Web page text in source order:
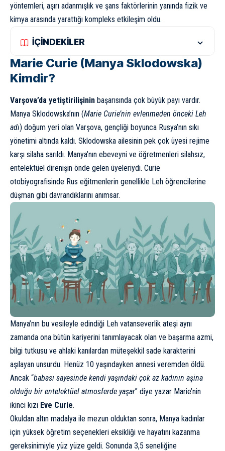
yöntemleri, aşırı adanmışlık ve şans faktörlerinin yanında fizik ve
kimya arasında yarattığı kompleks etkileşim oldu.
İÇİNDEKİLER
Marie Curie (Manya Sklodowska)
Kimdir?
Varşova’da yetiştirilişinin başarısında çok büyük payı vardır.
Manya Sklodowska’nın (Marie Curie’nin evlenmeden önceki Leh
adı) doğum yeri olan Varşova, gençliği boyunca Rusya’nın sıkı
yönetimi altında kaldı. Sklodowska ailesinin pek çok üyesi rejime
karşı silaha sarıldı. Manya’nın ebeveyni ve öğretmenleri silahsız,
entelektüel direnişin önde gelen üyeleriydi. Curie
otobiyografisinde Rus eğitmenlerin genellikle Leh öğrencilerine
düşman gibi davrandıklarını anımsar.
Manya’nın bu vesileyle edindiği Leh vatanseverlik ateşi aynı
zamanda ona bütün kariyerini tanımlayacak olan ve başarma azmi,
bilgi tutkusu ve ahlaki kanılardan müteşekkil sade karakterini
aşılayan unsurdu. Henüz 10 yaşındayken annesi veremden öldü.
Ancak “babası sayesinde kendi yaşındaki çok az kadının aşina
olduğu bir entelektüel atmosferde yaşar” diye yazar Marie’nin
ikinci kızı Eve Curie.
Okuldan altın madalya ile mezun olduktan sonra, Manya kadınlar
için yüksek öğretim seçenekleri eksikliği ve hayatını kazanma
gereksinimiyle yüz yüze geldi. Sonunda 3,5 seneliğine